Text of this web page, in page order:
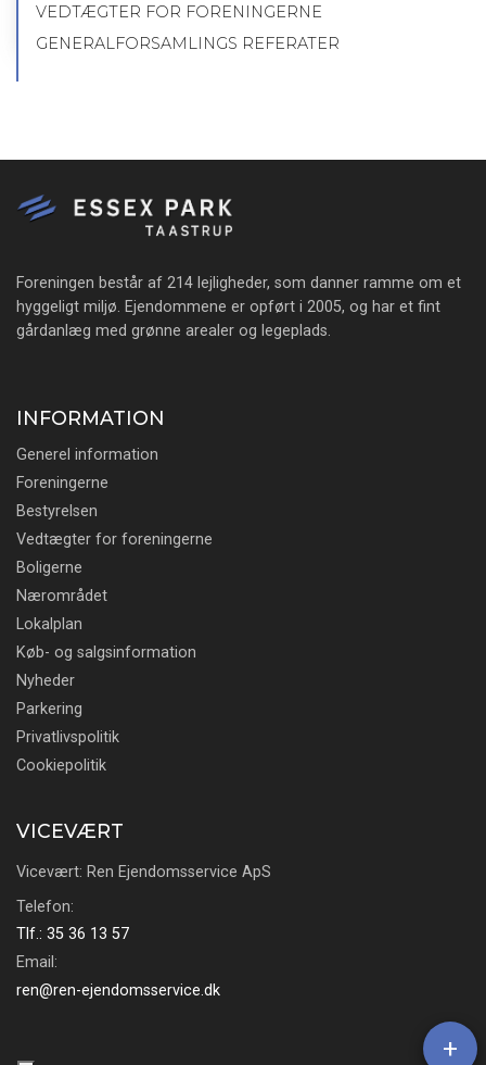
VEDTÆGTER FOR FORENINGERNE
GENERALFORSAMLINGS REFERATER
Foreningen består af 214 lejligheder, som danner ramme om et
hyggeligt miljø. Ejendommene er opført i 2005, og har et fint
gårdanlæg med grønne arealer og legeplads.
INFORMATION
Generel information
Foreningerne
Bestyrelsen
Vedtægter for foreningerne
Boligerne
Nærområdet
Lokalplan
Køb- og salgsinformation
Nyheder
Parkering
Privatlivspolitik
Cookiepolitik
VICEVÆRT
Vicevært: Ren Ejendomsservice ApS
Telefon:
Tlf.: 35 36 13 57
Email:
ren@ren-ejendomsservice.dk
+